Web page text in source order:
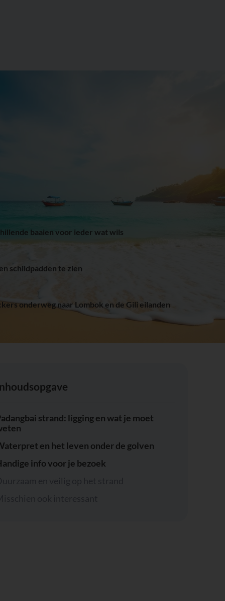
baaien voor ieder wat wils
schildpadden te zien
onderweg naar Lombok en de Gili eilanden
strand: ligging en wat je moet
en het leven onder de golven
info voor je bezoek